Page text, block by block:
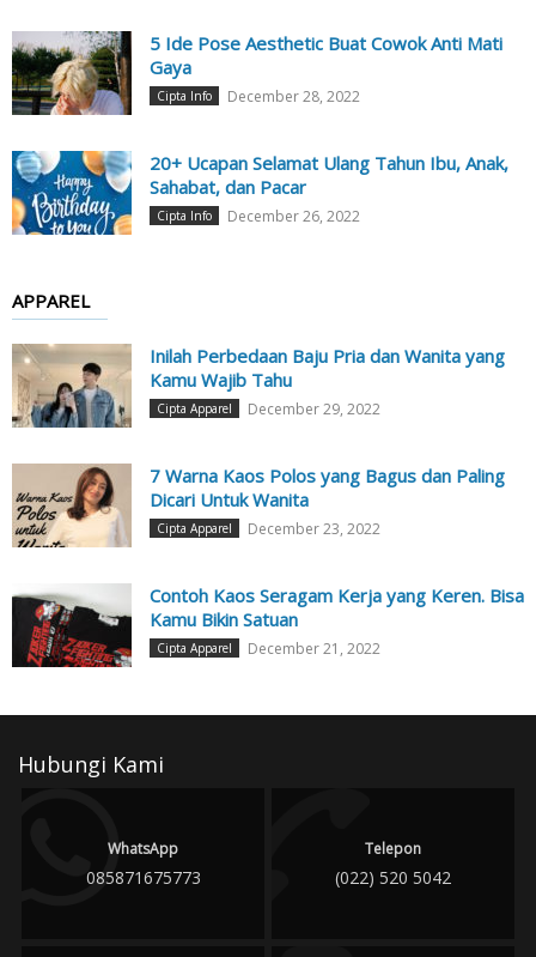
5 Ide Pose Aesthetic Buat Cowok Anti Mati
Gaya
Cipta Info December 28, 2022
20+ Ucapan Selamat Ulang Tahun Ibu, Anak,
Sahabat, dan Pacar
Cipta Info December 26, 2022
APPAREL
Inilah Perbedaan Baju Pria dan Wanita yang
Kamu Wajib Tahu
Cipta Apparel December 29, 2022
7 Warna Kaos Polos yang Bagus dan Paling
Dicari Untuk Wanita
Cipta Apparel December 23, 2022
Contoh Kaos Seragam Kerja yang Keren. Bisa
Kamu Bikin Satuan
Cipta Apparel December 21, 2022
Hubungi Kami
WhatsApp
085871675773
Telepon
(022) 520 5042